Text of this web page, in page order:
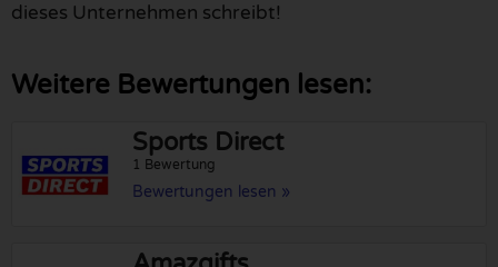
dieses Unternehmen schreibt!
Weitere Bewertungen lesen:
Sports Direct
1 Bewertung
Bewertungen lesen »